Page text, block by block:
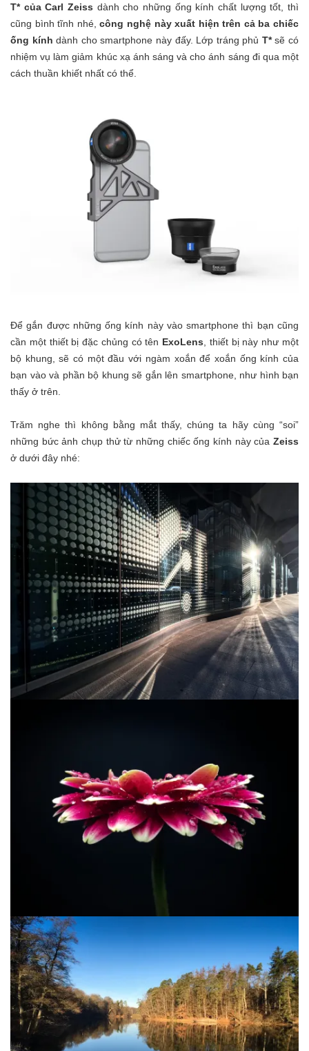
T* của Carl Zeiss dành cho những ống kính chất lượng tốt, thì
cũng bình tĩnh nhé,công nghệ này xuất hiện trên cả ba chiếc
ống kính dành cho smartphone này đấy. Lớp tráng phủ T*sẽ có
nhiệm vụ làm giảm khúc xạ ánh sáng và cho ánh sáng đi qua một
cách thuần khiết nhất có thể.
Để gắn được những ống kính này vào smartphone thì bạn cũng
cần một thiết bị đặc chủng có tên ExoLens , thiết bị này như một
bộ khung, sẽ có một đầu với ngàm xoắn để xoắn ống kính của
bạn vào và phần bộ khung sẽ gắn lên smartphone, như hình bạn
thấy ở trên.
Trăm nghe thì không bằng mắt thấy, chúng ta hãy cùng “soi”
những bức ảnh chụp thử từ những chiếc ống kính này của Zeiss
ở dưới đây nhé: